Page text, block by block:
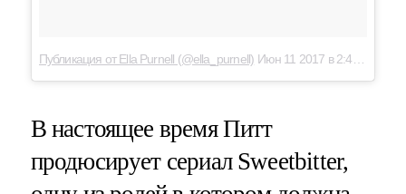
Публикация от Ella Purnell (@ella_purnell) Июн 11 2017 в 2:42 PDT
В настоящее время Питт
продюсирует сериал Sweetbitter,